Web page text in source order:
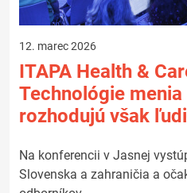
12. marec 2026
ITAPA Health &
Technológie
rozhodujú však
Na konferencii v Jasnej
Slovenska a zahraničia a